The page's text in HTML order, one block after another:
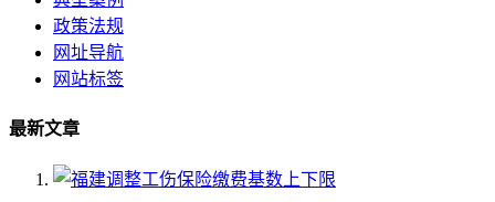
政策法规
网址导航
网站标签
最新文章